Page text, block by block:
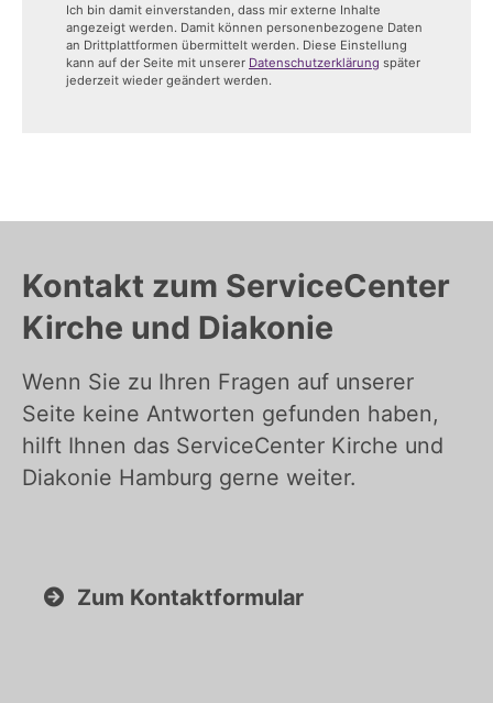
Ich bin damit einverstanden, dass mir externe Inhalte
angezeigt werden. Damit können personenbezogene Daten
an Drittplattformen übermittelt werden. Diese Einstellung
kann auf der Seite mit unserer Datenschutzerklärung später
jederzeit wieder geändert werden.
Kontakt zum ServiceCenter
Kirche und Diakonie
Wenn Sie zu Ihren Fragen auf unserer
Seite keine Antworten gefunden haben,
hilft Ihnen das ServiceCenter Kirche und
Diakonie Hamburg gerne weiter.
Zum Kontaktformular